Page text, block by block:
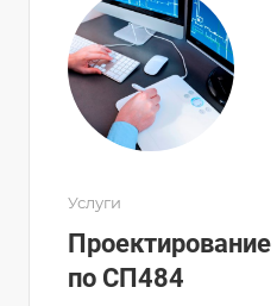
Услуги
Проектирование
по СП484